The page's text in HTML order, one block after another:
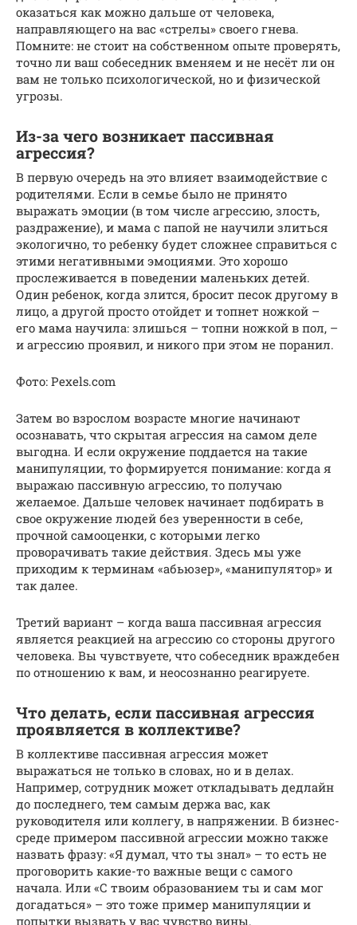
оказаться как можно дальше от человека,
направляющего на вас «стрелы» своего гнева.
Помните: не стоит на собственном опыте проверять,
точно ли ваш собеседник вменяем и не несёт ли он
вам не только психологической, но и физической
угрозы.
Из-за чего возникает пассивная
агрессия?
В первую очередь на это влияет взаимодействие с
родителями. Если в семье было не принято
выражать эмоции (в том числе агрессию, злость,
раздражение), и мама с папой не научили злиться
экологично, то ребенку будет сложнее справиться с
этими негативными эмоциями. Это хорошо
прослеживается в поведении маленьких детей.
Один ребенок, когда злится, бросит песок другому в
лицо, а другой просто отойдет и топнет ножкой –
его мама научила: злишься – топни ножкой в пол, –
и агрессию проявил, и никого при этом не поранил.
Фото: Pexels.com
Затем во взрослом возрасте многие начинают
осознавать, что скрытая агрессия на самом деле
выгодна. И если окружение поддается на такие
манипуляции, то формируется понимание: когда я
выражаю пассивную агрессию, то получаю
желаемое. Дальше человек начинает подбирать в
свое окружение людей без уверенности в себе,
прочной самооценки, с которыми легко
проворачивать такие действия. Здесь мы уже
приходим к терминам «абьюзер», «манипулятор» и
так далее.
Третий вариант – когда ваша пассивная агрессия
является реакцией на агрессию со стороны другого
человека. Вы чувствуете, что собеседник враждебен
по отношению к вам, и неосознанно реагируете.
Что делать, если пассивная агрессия
проявляется в коллективе?
В коллективе пассивная агрессия может
выражаться не только в словах, но и в делах.
Например, сотрудник может откладывать дедлайн
до последнего, тем самым держа вас, как
руководителя или коллегу, в напряжении. В бизнес-
среде примером пассивной агрессии можно также
назвать фразу: «Я думал, что ты знал» – то есть не
проговорить какие-то важные вещи с самого
начала. Или «С твоим образованием ты и сам мог
догадаться» – это тоже пример манипуляции и
попытки вызвать у вас чувство вины.